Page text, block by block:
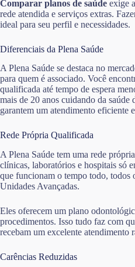
Comparar planos de saúde exige
rede atendida e serviços extras.
ideal para seu perfil e necessidades.
Diferenciais da Plena Saúde
A Plena Saúde se destaca no
para quem é associado. Você
qualificada até tempo de espera
mais de 20 anos cuidando da saúde
garantem um atendimento eficiente
Rede Própria Qualificada
A Plena Saúde tem uma rede
clínicas, laboratórios e hospitais só
que funcionam o tempo todo, todos
Unidades Avançadas.
Eles oferecem um plano
procedimentos. Isso tudo faz com
recebam um excelente atendimento
Carências Reduzidas